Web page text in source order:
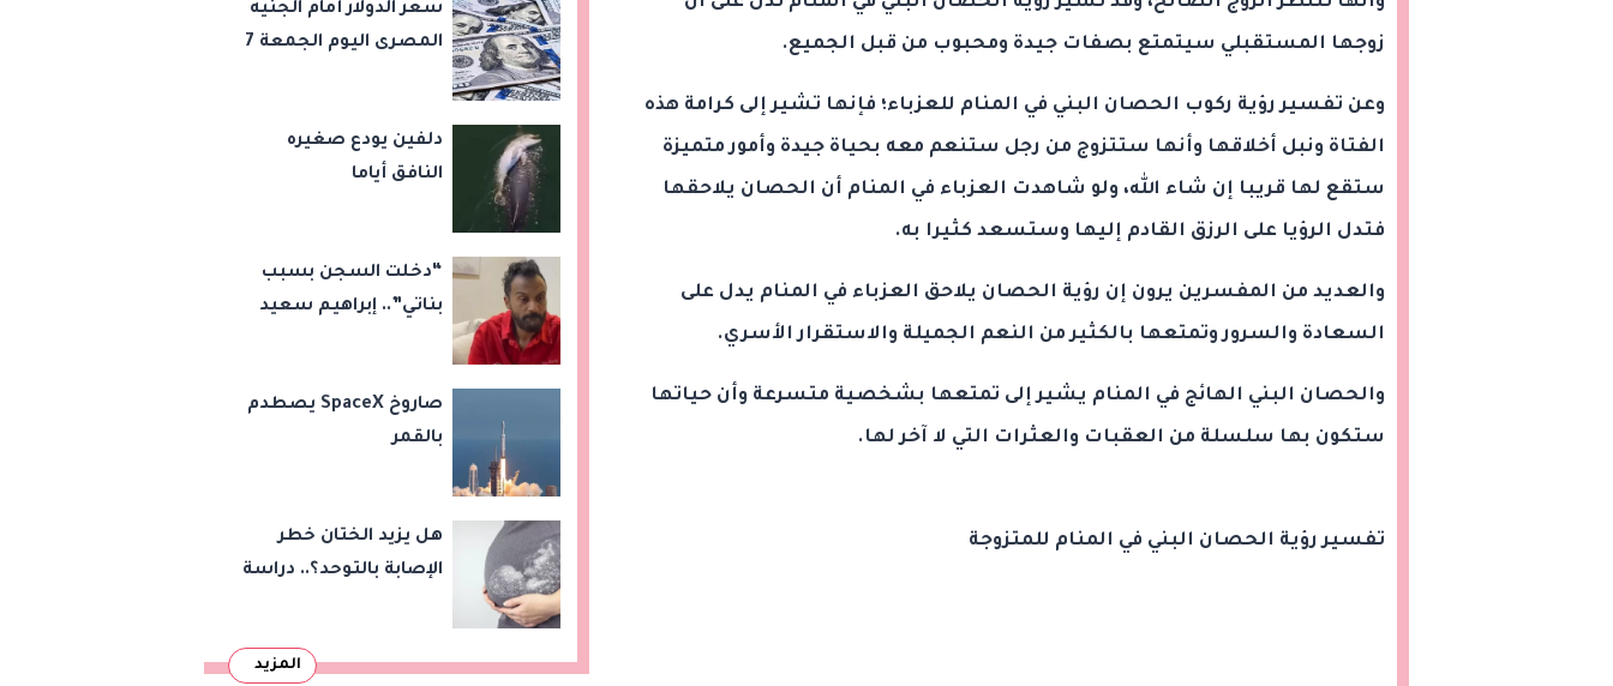
زوجها المستقبلي سيتمتع بصفات جيدة ومحبوب من قبل الجميع.
وعن تفسير رؤية ركوب الحصان البني في المنام للعزباء؛ فإنها تشير إلى كرامة هذه
الفتاة ونبل أخلاقها وأنها ستتزوج من رجل ستنعم معه بحياة جيدة وأمور متميزة
ستقع لها قريبا إن شاء الله، ولو شاهدت العزباء في المنام أن الحصان يلاحقها
فتدل الرؤيا على الرزق القادم إليها وستسعد كثيرا به.
والعديد من المفسرين يرون إن رؤية الحصان يلاحق العزباء في المنام يدل على
السعادة والسرور وتمتعها بالكثير من النعم الجميلة والاستقرار الأسري.
والحصان البني الهائج في المنام يشير إلى تمتعها بشخصية متسرعة وأن حياتها
ستكون بها سلسلة من العقبات والعثرات التي لا آخر لها.
تفسير رؤية الحصان البني في المنام للمتزوجة
سعر الدولار أمام الجنيه
المصرى اليوم الجمعة 7
دلفين يودع صغيره
النافق أياما
“دخلت السجن بسبب
بناتي”.. إبراهيم سعيد
لابنتيه
صاروخ SpaceX يصطدم
بالقمر
هل يزيد الختان خطر
الإصابة بالتوحد؟.. دراسة
المزيد